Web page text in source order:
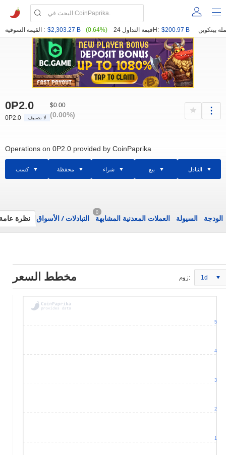
القيمة السوقية : $2,303.27 B (0.64%) قيمة التداول 24H: $200.97 B
0P2.0
0P2.0 لا تصنيف
$0.00
(0.00%)
Operations on 0P2.0 provided by CoinPaprika
كسب محفظة شراء بيع التبادل
نظرة التبادلات/ الأسواق
0
العملات المعدنية المشابهة السيولة الودجة
مخطط السعر زوم: 1d
1
2
3
4
5